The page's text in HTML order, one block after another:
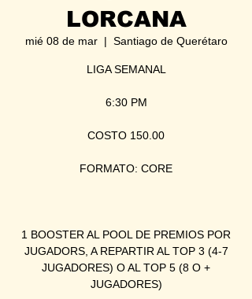
LORCANA
mié 08 de mar
  |
Santiago de Querétaro
LIGA SEMANAL
6:30 PM
COSTO 150.00
FORMATO: CORE
1 BOOSTER AL POOL DE PREMIOS POR
JUGADORS, A REPARTIR AL TOP 3 (4-7
JUGADORES) O AL TOP 5 (8 O +
JUGADORES)